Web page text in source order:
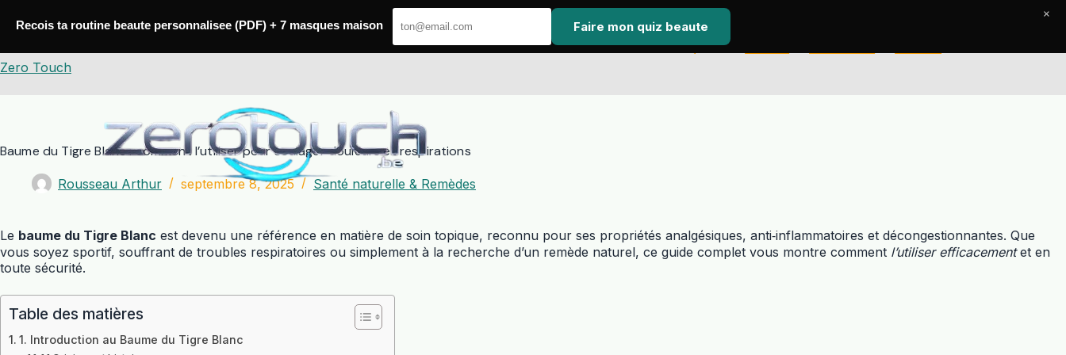
Zero Touch
Baume du Tigre Blanc : comment l’utiliser pour soulager douleurs et respirations
Rousseau Arthur septembre 8, 2025 Santé naturelle & Remèdes
Le baume du Tigre Blanc est devenu une référence en matière de soin topique, reconnu pour ses propriétés analgésiques, anti‑inflammatoires et décongestionnantes. Que
vous soyez sportif, souffrant de troubles respiratoires ou simplement à la recherche d’un remède naturel, ce guide complet vous montre comment l’utiliser efficacementet en
toute sécurité.
Table des matières
1. Introduction au Baume du Tigre Blanc
Recois ta routine beaute personnalisee (PDF) + 7 masques maison Faire mon quiz beaute
×